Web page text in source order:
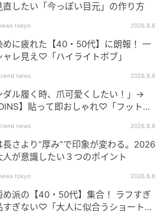
とリキッドハイライト少量を混ぜ
りはじめ、鼻に向かって黒目下
囲にのばして。
で肌を磨き上げる
直したい「今っぽい目元」の作り方
tokyo 2026.8.8
めに疲れた【40・50代】に朗報！ 一
ャレ見え♡「ハイライトボブ」
news 2026.8.8
ダル履く時、爪可愛くしたい！」→
】貼って即おしゃれ♡「フット用
news 2026.8.8
長さより“厚み”で印象が変わる。2026
人が意識したい３つのポイント
tokyo 2026.8.8
め派の【40・50代】集合！ ラフすぎ
すぎない♡「大人に似合うショートボ